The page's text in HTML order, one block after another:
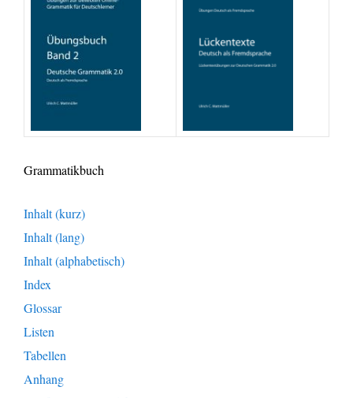
Grammatikbuch
Inhalt (kurz)
Inhalt (lang)
Inhalt (alphabetisch)
Index
Glossar
Listen
Tabellen
Anhang